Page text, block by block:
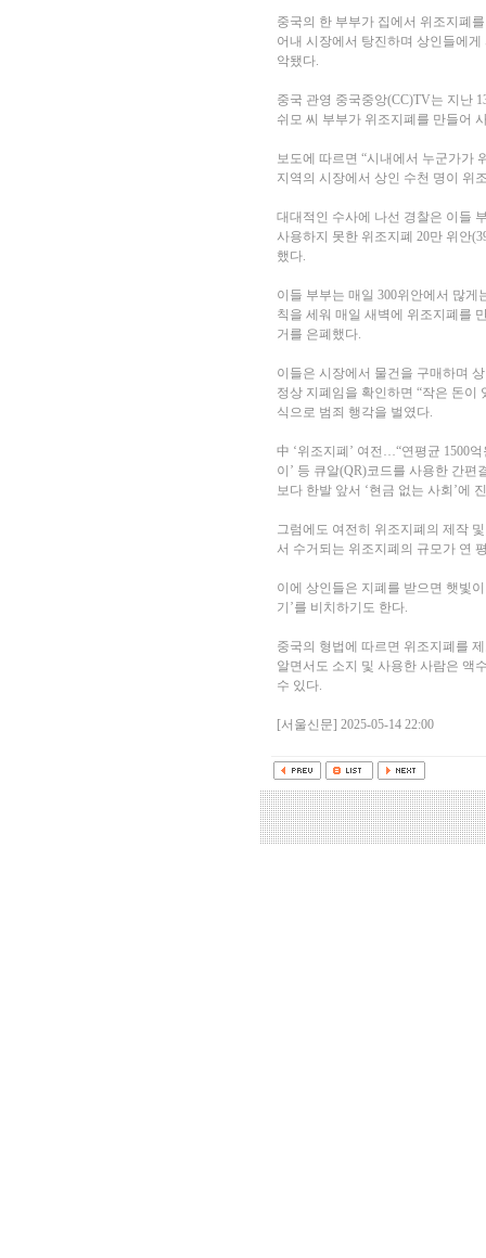
중국의 한 부부가 집에서 위조지폐
어내 시장에서 탕진하며 상인들에
악됐다.
중국 관영 중국중앙(CC)TV는 지난
쉬모 씨 부부가 위조지폐를 만들어
보도에 따르면 “시내에서 누군가가
지역의 시장에서 상인 수천 명이 위
대대적인 수사에 나선 경찰은 이들
사용하지 못한 위조지폐 20만 위안
했다.
이들 부부는 매일 300위안에서 많게
칙을 세워 매일 새벽에 위조지폐를
거를 은폐했다.
이들은 시장에서 물건을 구매하며
정상 지폐임을 확인하면 “작은 돈이
식으로 범죄 행각을 벌였다.
中 ‘위조지폐’ 여전…“연평균 1500
이’ 등 큐알(QR)코드를 사용한 간
보다 한발 앞서 ‘현금 없는 사회’에
그럼에도 여전히 위조지폐의 제작
서 수거되는 위조지폐의 규모가 연
이에 상인들은 지폐를 받으면 햇빛
기’를 비치하기도 한다.
중국의 형법에 따르면 위조지폐를
알면서도 소지 및 사용한 사람은 액
수 있다.
[서울신문] 2025-05-14 22:00